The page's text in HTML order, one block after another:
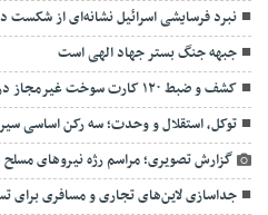
نبرد فرسایشی اسرائیل نشانه‌ای از شکست
جبهه جنگ بستر جهاد الهی است
کشف و ضبط ۱۲۰ کارت سوخت غیرمجاز در مریوان
توکل، استقلال و وحدت؛ سه رکن اساسی
گزارش تصویری؛ مراسم رژه نیروهای مسلح
جداسازی لاین‌های تجاری و مسافری برای